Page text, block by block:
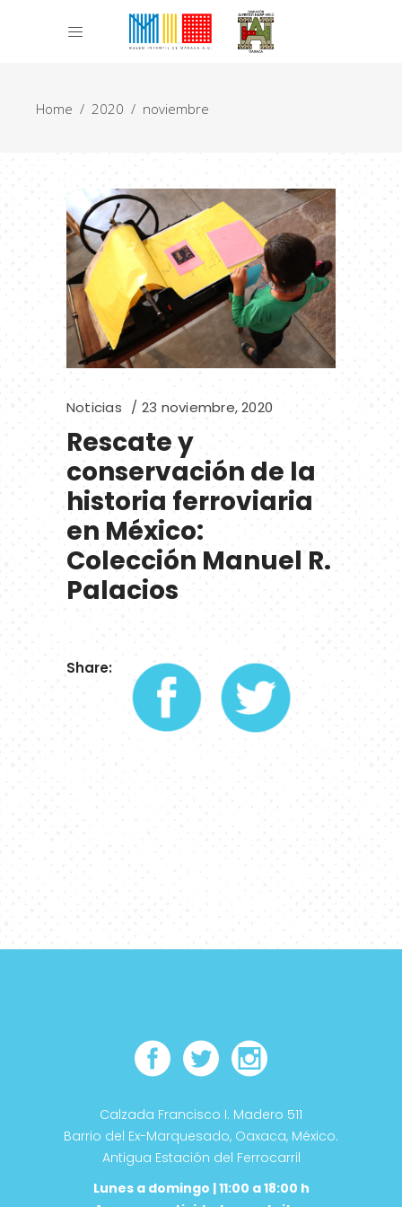
Home / 2020 / noviembre
Noticias 23 noviembre, 2020
Rescate y
conservación de la
historia ferroviaria
en México:
Colección Manuel R.
Palacios
Share:
Calzada Francisco I. Madero 511
Barrio del Ex-Marquesado, Oaxaca, México.
Antigua Estación del Ferrocarril
Lunes a domingo | 11:00 a 18:00 h